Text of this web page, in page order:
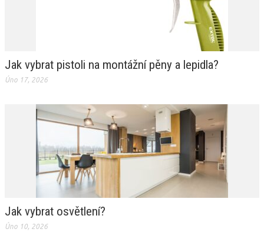
Jak vybrat pistoli na montážní pěny a lepidla?
Úno 17, 2026
Jak vybrat osvětlení?
Úno 10, 2026